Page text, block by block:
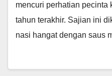
mencuri perhatian pecinta
tahun terakhir. Sajian ini
nasi hangat dengan saus